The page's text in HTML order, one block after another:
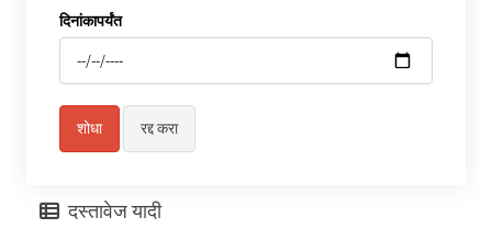
दिनांकापर्यंत
दस्तावेज यादी